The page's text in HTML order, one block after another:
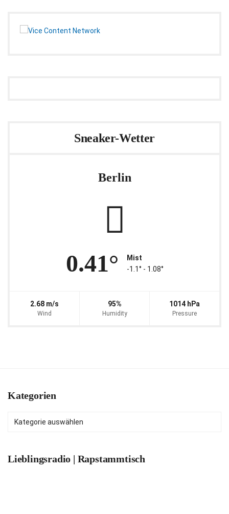
Sneaker-Wetter
Berlin
0.41°
Mist
-1.1° ‐ 1.08°
2.68 m/s
Wind
95%
Humidity
1014 hPa
Pressure
Kategorien
Lieblingsradio | Rapstammtisch